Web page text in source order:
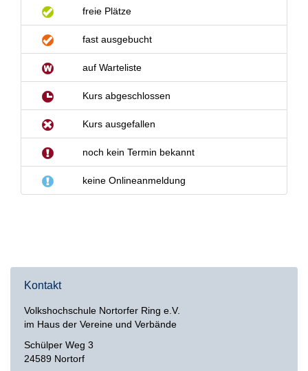
Kontakt
Volkshochschule Nortorfer Ring e.V.
im Haus der Vereine und Verbände
Schülper Weg 3
24589 Nortorf